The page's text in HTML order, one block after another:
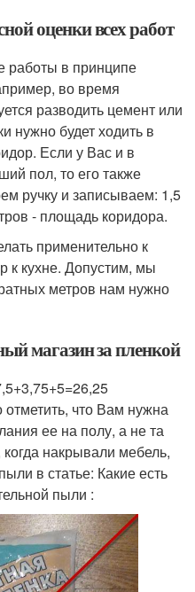
оценки всех работ
работы в принципе
во время
разводить цемент или
нужно будет ходить в
Если у Вас и в
пол, то его также
ручку и записываем: 1,5
- площадь коридора.
применительно к
к кухне. Допустим, мы
метров нам нужно
магазин за пленкой
что Вам нужна
ее на полу, а не та
накрывали мебель,
в статье: Какие есть
пыли :